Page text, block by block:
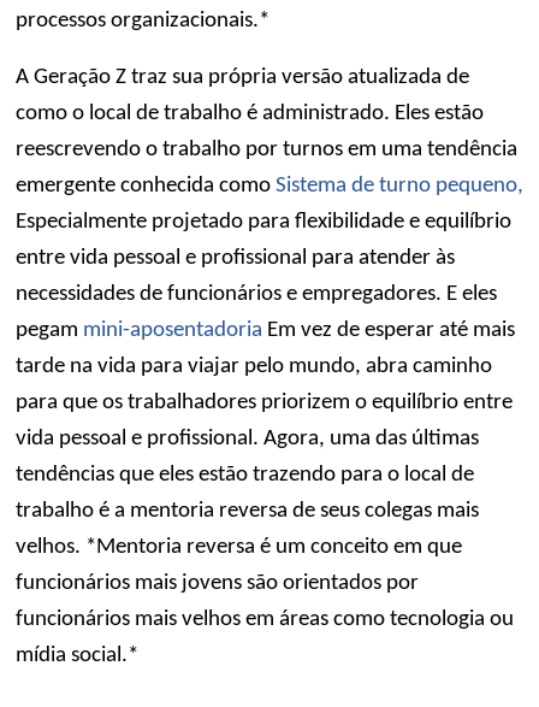
processos organizacionais.*
A Geração Z traz sua própria versão atualizada de
como o local de trabalho é administrado. Eles estão
reescrevendo o trabalho por turnos em uma tendência
emergente conhecida como Sistema de turno pequeno,
Especialmente projetado para flexibilidade e equilíbrio
entre vida pessoal e profissional para atender às
necessidades de funcionários e empregadores. E eles
pegam mini-aposentadoria Em vez de esperar até mais
tarde na vida para viajar pelo mundo, abra caminho
para que os trabalhadores priorizem o equilíbrio entre
vida pessoal e profissional. Agora, uma das últimas
tendências que eles estão trazendo para o local de
trabalho é a mentoria reversa de seus colegas mais
velhos. *Mentoria reversa é um conceito em que
funcionários mais jovens são orientados por
funcionários mais velhos em áreas como tecnologia ou
mídia social.*